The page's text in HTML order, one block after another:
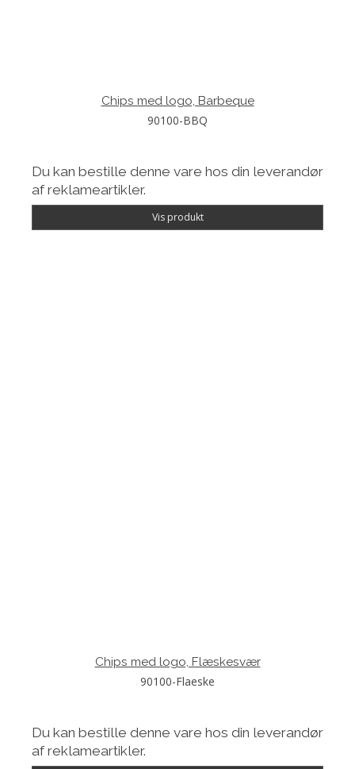
Chips med logo, Barbeque
90100-BBQ
Du kan bestille denne vare hos din leverandør
af reklameartikler.
Vis produkt
Chips med logo, Flæskesvær
90100-Flaeske
Du kan bestille denne vare hos din leverandør
af reklameartikler.